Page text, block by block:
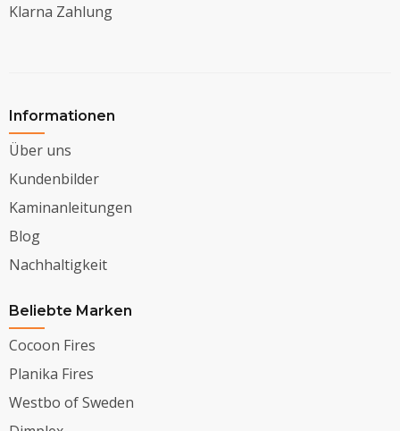
Klarna Zahlung
Informationen
Über uns
Kundenbilder
Kaminanleitungen
Blog
Nachhaltigkeit
Beliebte Marken
Cocoon Fires
Planika Fires
Westbo of Sweden